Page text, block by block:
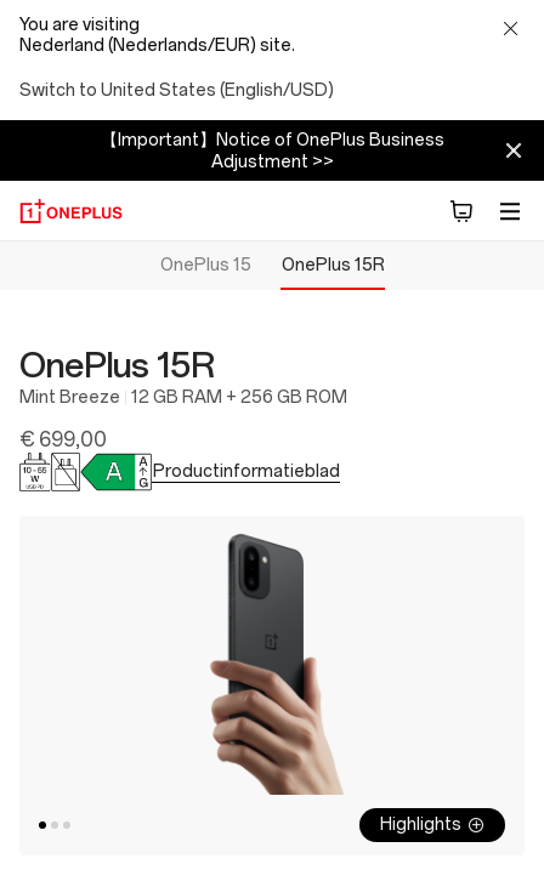
You are visiting
Nederland (Nederlands/EUR) site.
Switch to United States (English/USD)
【Important】Notice of OnePlus Business
Adjustment >>
OnePlus 15 OnePlus 15R
OnePlus 15R
Mint Breeze 12 GB RAM + 256 GB ROM
€ 699,00
Productinformatieblad
Highlights